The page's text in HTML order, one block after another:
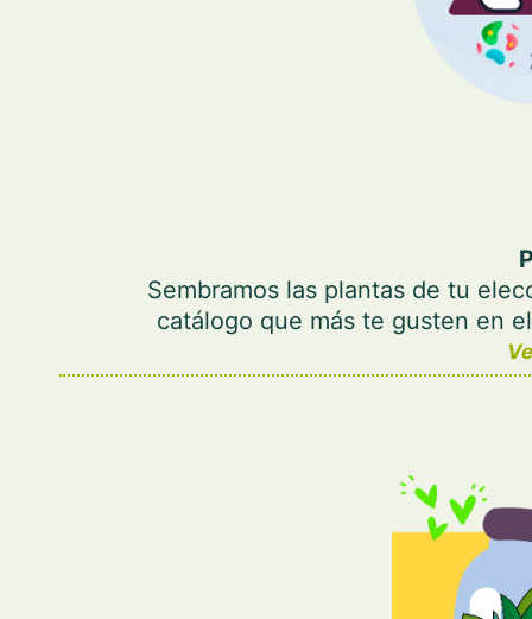
Sembramos las plantas de tu
catálogo que más te gusten en